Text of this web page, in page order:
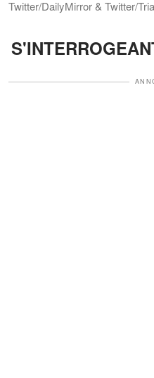
Twitter/DailyMirror & Twitter/